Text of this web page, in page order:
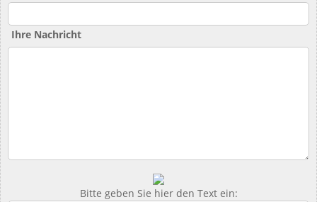
Ihre Nachricht
Bitte geben Sie hier den Text ein: